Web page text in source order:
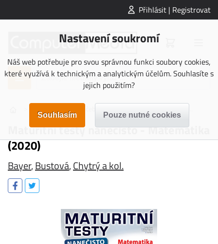
Přihlásit | Registrovat
Nastavení soukromí
Náš web potřebuje pro svou správnou funkci soubory cookies,
které využívá k technickým a analytickým účelům. Souhlasíte s
jejich použitím?
Maturitní testy nanečisto - Matematika
(2020)
Bayer,Bustová,Chytrý a kol.